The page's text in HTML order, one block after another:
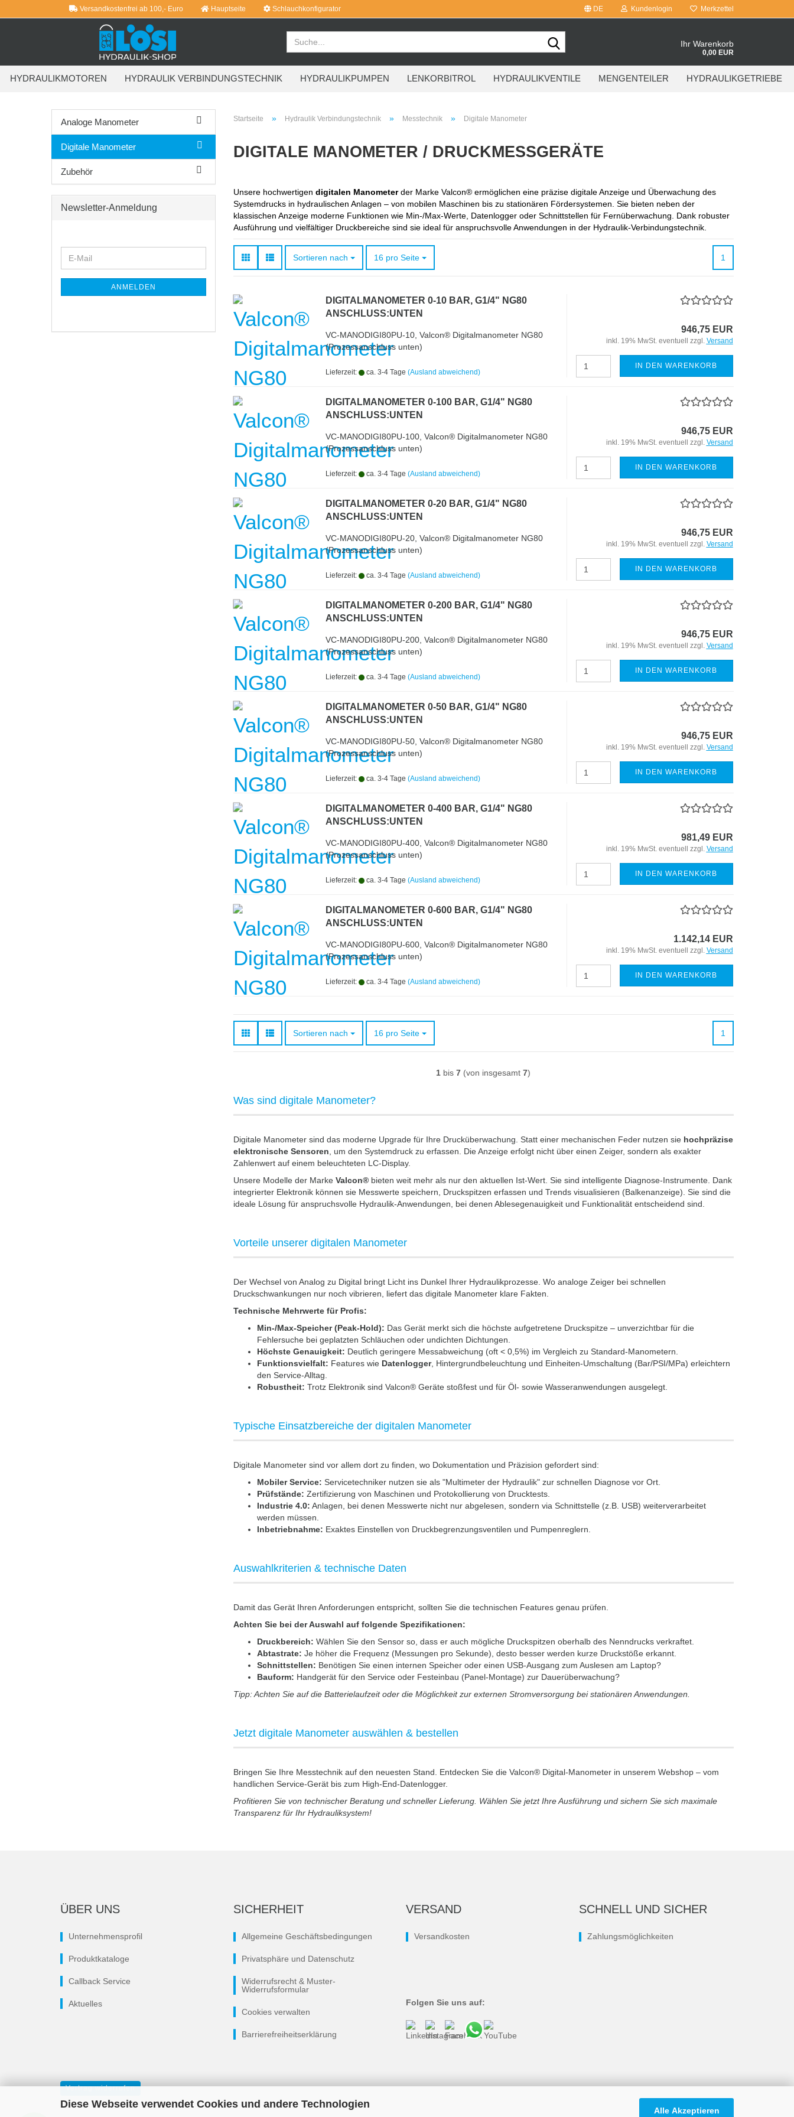
Diese Webseite verwendet Cookies und andere Technologien
Alle Akzeptieren
Versandkostenfrei ab 100,- Euro Hauptseite Schlauchkonfigurator DE Kundenlogin Merkzettel
Ihr Warenkorb
0,00 EUR
HYDRAULIKMOTOREN HYDRAULIK VERBINDUNGSTECHNIK HYDRAULIKPUMPEN LENKORBITROL HYDRAULIKVENTILE MENGENTEILER HYDRAULIKGETRIEBE
Startseite » Hydraulik Verbindungstechnik » Messtechnik » Digitale Manometer
DIGITALE MANOMETER / DRUCKMESSGERÄTE
Unsere hochwertigen digitalen Manometer der Marke Valcon® ermöglichen eine präzise digitale Anzeige und Überwachung des
Systemdrucks in hydraulischen Anlagen – von mobilen Maschinen bis zu stationären Fördersystemen. Sie bieten neben der
klassischen Anzeige moderne Funktionen wie Min-/Max-Werte, Datenlogger oder Schnittstellen für Fernüberwachung. Dank robuster
Ausführung und vielfältiger Druckbereiche sind sie ideal für anspruchsvolle Anwendungen in der Hydraulik-Verbindungstechnik.
Sortieren nach
Sortieren nach 16 pro Seite
pro Seite 1
DIGITALMANOMETER 0-10 BAR, G1/4" NG80
ANSCHLUSS:UNTEN
VC-MANODIGI80PU-10, Valcon® Digitalmanometer NG80
(Prozessanschluss unten)
Lieferzeit: ca. 3-4 Tage (Ausland abweichend)
946,75 EUR
inkl. 19% MwSt. eventuell zzgl. Versand
IN DEN WARENKORB
DIGITALMANOMETER 0-100 BAR, G1/4" NG80
ANSCHLUSS:UNTEN
VC-MANODIGI80PU-100, Valcon® Digitalmanometer NG80
(Prozessanschluss unten)
Lieferzeit: ca. 3-4 Tage (Ausland abweichend)
946,75 EUR
inkl. 19% MwSt. eventuell zzgl. Versand
IN DEN WARENKORB
DIGITALMANOMETER 0-20 BAR, G1/4" NG80
ANSCHLUSS:UNTEN
VC-MANODIGI80PU-20, Valcon® Digitalmanometer NG80
(Prozessanschluss unten)
Lieferzeit: ca. 3-4 Tage (Ausland abweichend)
946,75 EUR
inkl. 19% MwSt. eventuell zzgl. Versand
IN DEN WARENKORB
DIGITALMANOMETER 0-200 BAR, G1/4" NG80
ANSCHLUSS:UNTEN
VC-MANODIGI80PU-200, Valcon® Digitalmanometer NG80
(Prozessanschluss unten)
Lieferzeit: ca. 3-4 Tage (Ausland abweichend)
946,75 EUR
inkl. 19% MwSt. eventuell zzgl. Versand
IN DEN WARENKORB
DIGITALMANOMETER 0-50 BAR, G1/4" NG80
ANSCHLUSS:UNTEN
VC-MANODIGI80PU-50, Valcon® Digitalmanometer NG80
(Prozessanschluss unten)
Lieferzeit: ca. 3-4 Tage (Ausland abweichend)
946,75 EUR
inkl. 19% MwSt. eventuell zzgl. Versand
IN DEN WARENKORB
DIGITALMANOMETER 0-400 BAR, G1/4" NG80
ANSCHLUSS:UNTEN
VC-MANODIGI80PU-400, Valcon® Digitalmanometer NG80
(Prozessanschluss unten)
Lieferzeit: ca. 3-4 Tage (Ausland abweichend)
981,49 EUR
inkl. 19% MwSt. eventuell zzgl. Versand
IN DEN WARENKORB
DIGITALMANOMETER 0-600 BAR, G1/4" NG80
ANSCHLUSS:UNTEN
VC-MANODIGI80PU-600, Valcon® Digitalmanometer NG80
(Prozessanschluss unten)
Lieferzeit: ca. 3-4 Tage (Ausland abweichend)
1.142,14 EUR
inkl. 19% MwSt. eventuell zzgl. Versand
IN DEN WARENKORB
Sortieren nach
Sortieren nach 16 pro Seite
pro Seite 1
1 bis7 (von insgesamt7)
Was sind digitale Manometer?
Digitale Manometer sind das moderne Upgrade für Ihre Drucküberwachung. Statt einer mechanischen Feder nutzen sie hochpräzise
elektronische Sensoren , um den Systemdruck zu erfassen. Die Anzeige erfolgt nicht über einen Zeiger, sondern als exakter
Zahlenwert auf einem beleuchteten LC-Display.
Unsere Modelle der Marke Valcon®bieten weit mehr als nur den aktuellen Ist-Wert. Sie sind intelligente Diagnose-Instrumente. Dank
integrierter Elektronik können sie Messwerte speichern, Druckspitzen erfassen und Trends visualisieren (Balkenanzeige). Sie sind die
ideale Lösung für anspruchsvolle Hydraulik-Anwendungen, bei denen Ablesegenauigkeit und Funktionalität entscheidend sind.
Vorteile unserer digitalen Manometer
Der Wechsel von Analog zu Digital bringt Licht ins Dunkel Ihrer Hydraulikprozesse. Wo analoge Zeiger bei schnellen
Druckschwankungen nur noch vibrieren, liefert das digitale Manometer klare Fakten.
Technische Mehrwerte für Profis:
Min-/Max-Speicher (Peak-Hold): Das Gerät merkt sich die höchste aufgetretene Druckspitze – unverzichtbar für die
Fehlersuche bei geplatzten Schläuchen oder undichten Dichtungen.
Höchste Genauigkeit: Deutlich geringere Messabweichung (oft < 0,5%) im Vergleich zu Standard-Manometern.
Funktionsvielfalt: Features wie Datenlogger, Hintergrundbeleuchtung und Einheiten-Umschaltung (Bar/PSI/MPa) erleichtern
den Service-Alltag.
Robustheit: Trotz Elektronik sind Valcon® Geräte stoßfest und für Öl- sowie Wasseranwendungen ausgelegt.
Typische Einsatzbereiche der digitalen Manometer
Digitale Manometer sind vor allem dort zu finden, wo Dokumentation und Präzision gefordert sind:
Mobiler Service: Servicetechniker nutzen sie als "Multimeter der Hydraulik" zur schnellen Diagnose vor Ort.
Prüfstände: Zertifizierung von Maschinen und Protokollierung von Drucktests.
Industrie 4.0: Anlagen, bei denen Messwerte nicht nur abgelesen, sondern via Schnittstelle (z.B. USB) weiterverarbeitet
werden müssen.
Inbetriebnahme: Exaktes Einstellen von Druckbegrenzungsventilen und Pumpenreglern.
Auswahlkriterien & technische Daten
Damit das Gerät Ihren Anforderungen entspricht, sollten Sie die technischen Features genau prüfen.
Achten Sie bei der Auswahl auf folgende Spezifikationen:
Druckbereich: Wählen Sie den Sensor so, dass er auch mögliche Druckspitzen oberhalb des Nenndrucks verkraftet.
Abtastrate: Je höher die Frequenz (Messungen pro Sekunde), desto besser werden kurze Druckstöße erkannt.
Schnittstellen: Benötigen Sie einen internen Speicher oder einen USB-Ausgang zum Auslesen am Laptop?
Bauform: Handgerät für den Service oder Festeinbau (Panel-Montage) zur Dauerüberwachung?
Tipp: Achten Sie auf die Batterielaufzeit oder die Möglichkeit zur externen Stromversorgung bei stationären Anwendungen.
Jetzt digitale Manometer auswählen & bestellen
Bringen Sie Ihre Messtechnik auf den neuesten Stand. Entdecken Sie die Valcon® Digital-Manometer in unserem Webshop – vom
handlichen Service-Gerät bis zum High-End-Datenlogger.
Profitieren Sie von technischer Beratung und schneller Lieferung. Wählen Sie jetzt Ihre Ausführung und sichern Sie sich maximale
Transparenz für Ihr Hydrauliksystem!
Analoge Manometer
Digitale Manometer
Zubehör
Newsletter-Anmeldung
ZUR
ANMELDUNG
E-
Mail
ANMELDEN
ÜBER UNS
Unternehmensprofil
Produktkataloge
Callback Service
Aktuelles
SICHERHEIT
Allgemeine Geschäftsbedingungen
Privatsphäre und Datenschutz
Widerrufsrecht & Muster-
Widerrufsformular
Cookies verwalten
Barrierefreiheitserklärung
VERSAND
Versandkosten
Folgen Sie uns auf:
SCHNELL UND SICHER
Zahlungsmöglichkeiten
Vertrag widerrufen